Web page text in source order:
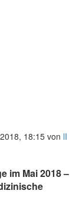
18:15 von lI
im Mai 2018 –